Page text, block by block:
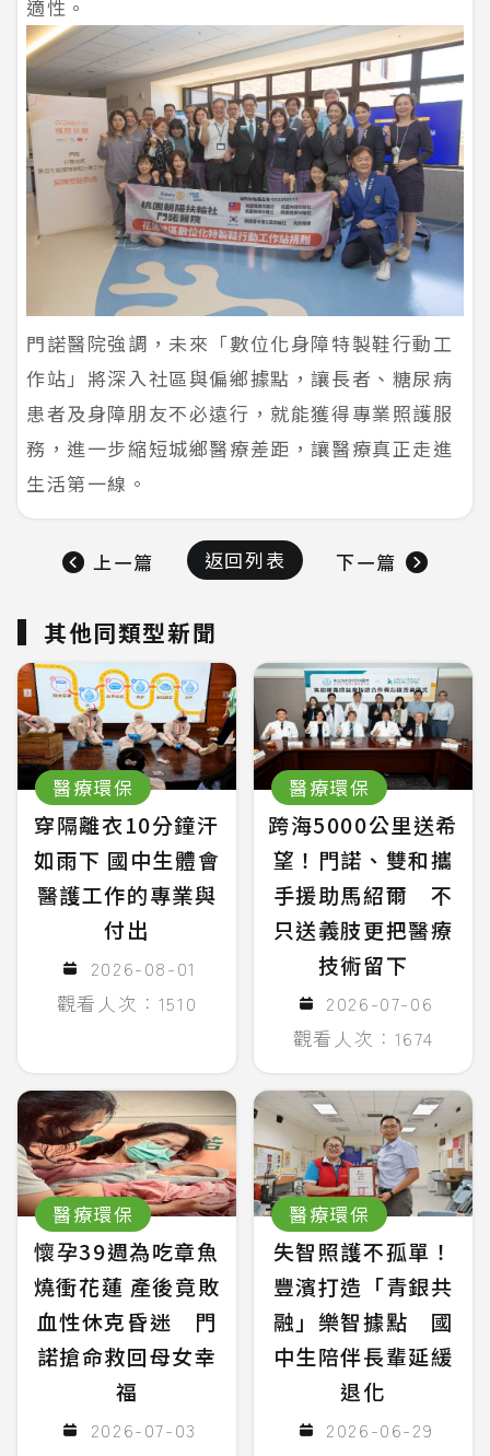
適性。
門諾醫院強調，未來「數位化身障特製鞋行動工
作站」將深入社區與偏鄉據點，讓長者、糖尿病
患者及身障朋友不必遠行，就能獲得專業照護服
務，進一步縮短城鄉醫療差距，讓醫療真正走進
生活第一線。
上一篇 返回列表 下一篇
其他同類型新聞
醫療環保
穿隔離衣10分鐘汗
如雨下 國中生體會
醫護工作的專業與
付出
2026-08-01
觀看人次：1510
醫療環保
跨海5000公里送希
望！門諾、雙和攜
手援助馬紹爾 不
只送義肢更把醫療
技術留下
2026-07-06
觀看人次：1674
醫療環保
懷孕39週為吃章魚
燒衝花蓮 產後竟敗
血性休克昏迷 門
諾搶命救回母女幸
福
2026-07-03
醫療環保
失智照護不孤單！
豐濱打造「青銀共
融」樂智據點 國
中生陪伴長輩延緩
退化
2026-06-29